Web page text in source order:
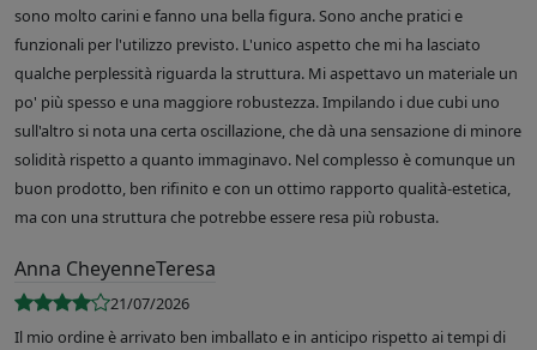
sono molto carini e fanno una bella figura. Sono anche pratici e
funzionali per l'utilizzo previsto. L'unico aspetto che mi ha lasciato
qualche perplessità riguarda la struttura. Mi aspettavo un materiale un
po' più spesso e una maggiore robustezza. Impilando i due cubi uno
sull'altro si nota una certa oscillazione, che dà una sensazione di minore
solidità rispetto a quanto immaginavo. Nel complesso è comunque un
buon prodotto, ben rifinito e con un ottimo rapporto qualità-estetica,
ma con una struttura che potrebbe essere resa più robusta.
Anna CheyenneTeresa
21/07/2026
Il mio ordine è arrivato ben imballato e in anticipo rispetto ai tempi di